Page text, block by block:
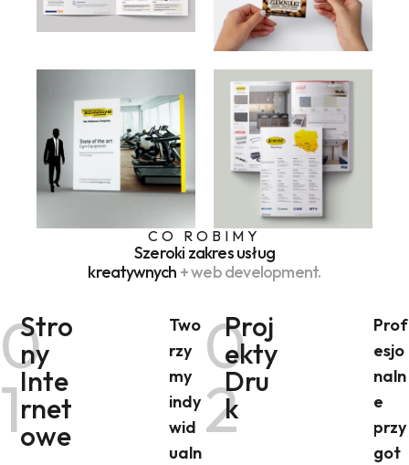
CO ROBIMY
Szeroki zakres usług
kreatywnych + web development.
0
1
Stro
ny
Inte
rnet
owe
Two
rzy
my
indy
wid
ualn
0
2
Proj
ekty
Dru
k
Prof
esjo
naln
e
przy
got